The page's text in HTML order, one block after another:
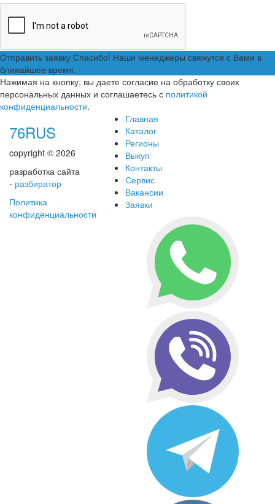
Отправить заявку Спасибо! Наши менеджеры свяжутся с Вами в
ближайшее время.
Нажимая на кнопку, вы даете согласие на обработку своих
персональных данных и соглашаетесь с политикой
конфиденциальности.
76RUS
copyright © 2026
разработка сайта
- разбиратор
Политика
конфиденциальности
Главная
Каталог
Регионы
Выкуп
Контакты
Сервис
Вакансии
Заявки